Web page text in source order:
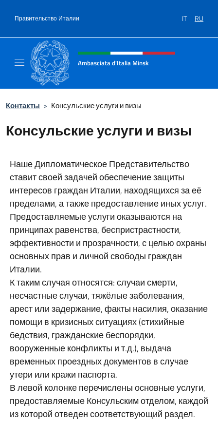
Правительство Италии IT RU
Шапка сайта, соцсети и
Ambasciata d'Italia Minsk
Контакты > Консульские услуги и визы
Консульские услуги и визы
Наше Дипломатическое Представительство
ставит своей задачей обеспечение защиты
интересов граждан Италии, находящихся за её
пределами, а также предоставление иных услуг.
Предоставляемые услуги оказываются на
принципах равенства, беспристрастности,
эффективности и прозрачности, с целью охраны
основных прав и личной свободы граждан
Италии.
К таким случая относятся: случаи смерти,
несчастные случаи, тяжёлые заболевания,
арест или задержание, факты насилия, оказание
помощи в кризисных ситуациях (стихийные
бедствия, гражданские беспорядки,
вооруженные конфликты и т.д.), выдача
временных проездных документов в случае
утери или кражи паспорта.
В левой колонке перечислены основные услуги,
предоставляемые Консульским отделом, каждой
из которой отведен соответствующий раздел.